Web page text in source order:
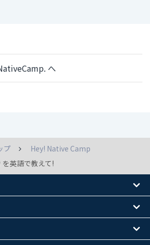
へ
プ
Hey! Native Camp
英語で教えて!